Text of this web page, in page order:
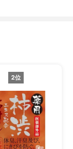
2位